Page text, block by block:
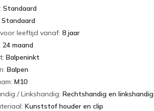
: Standaard
Standaard
leeftijd vanaf: 8 jaar
24 maand
: Balpeninkt
: Balpen
: M10
/ Linkshandig: Rechtshandig en linkshandig
: Kunststof houder en clip